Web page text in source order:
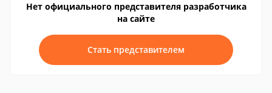
Нет официального представителя разработчика
на сайте
Стать представителем